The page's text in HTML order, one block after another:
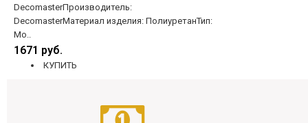
DecomasterПроизводитель:
DecomasterМатериал изделия: ПолиуретанТип:
Мо..
1671 руб.
КУПИТЬ